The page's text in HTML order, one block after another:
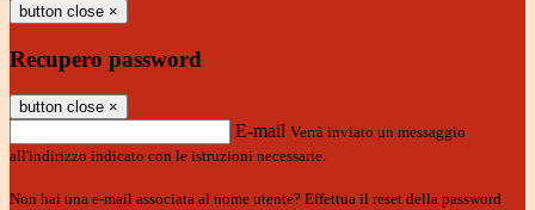
button close ×
Recupero password
button close ×
E-mail Verrà inviato un messaggio
all'indirizzo indicato con le istruzioni necessarie.
Non hai una e-mail associata al nome utente? Effettua il reset della password